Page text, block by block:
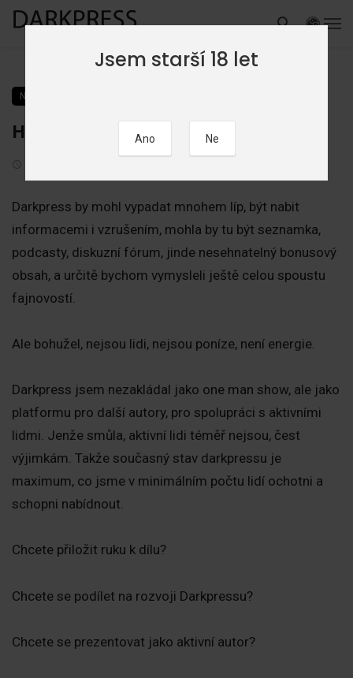
NEZAŘAZENÉ
Hledáme spolupachatele…
Darkpress by mohl vypadat mnohem líp, být nabit
informacemi i vzrušením, mohla by tu být seznamka,
podcasty, diskuzní fórum, jinde nesehnatelný bonusový
obsah, a určitě bychom vymysleli ještě celou spoustu
fajnovostí.
Ale bohužel, nejsou lidi, nejsou poníze, není energie.
Darkpress jsem nezakládal jako one man show, ale jako
platformu pro další autory, pro spolupráci s aktivními
lidmi. Jenže smůla, aktivní lidi téměř nejsou, čest
výjimkám. Takže současný stav darkpressu je
maximum, co jsme v minimálním počtu lidí ochotni a
schopni nabídnout.
Chcete přiložit ruku k dílu?
Chcete se podílet na rozvoji Darkpressu?
Chcete se prezentovat jako aktivní autor?
Jsem starší 18 let